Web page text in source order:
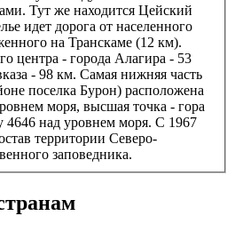
Тут же находится Цейский
идет дорога от населенного
на Транскаме (12 км).
центра - города Алагира - 53
- 98 км. Самая нижняя часть
поселка Бурон) расположена
моря, высшая точка - гора
4646 над уровнем моря. С 1967
территории Северо-
заповедника.